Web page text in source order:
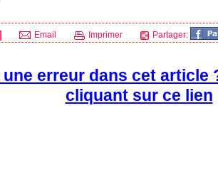
Email Imprimer Partager:
erreur dans cet article
cliquant sur ce lien